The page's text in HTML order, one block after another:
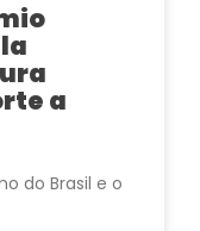
a
do Brasil e o